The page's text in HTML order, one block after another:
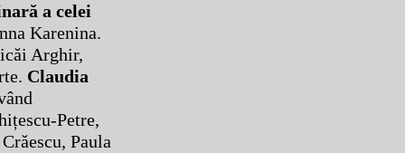
a celei
Karenina.
Arghir,
Claudia
Petre,
Paula